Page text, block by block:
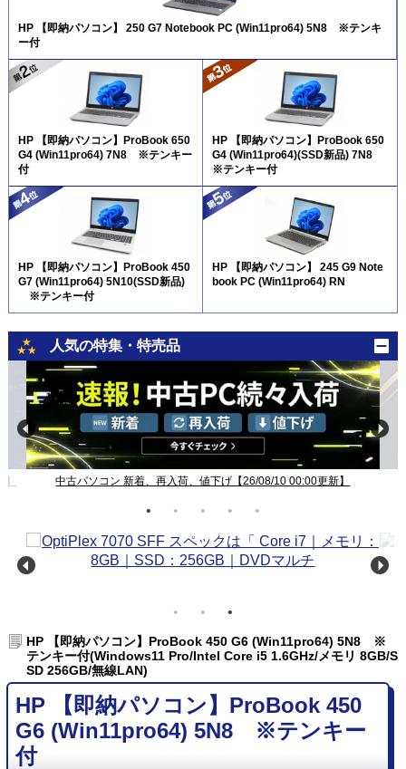
HP 【即納パソコン】 250 G7 Notebook PC (Win11pro64) 5N8 ※テンキ
ー付
HP 【即納パソコン】ProBook 650
G4 (Win11pro64) 7N8 ※テンキー
付
HP 【即納パソコン】ProBook 650
G4 (Win11pro64)(SSD新品) 7N8
※テンキー付
HP 【即納パソコン】ProBook 450
G7 (Win11pro64) 5N10(SSD新品)
※テンキー付
HP 【即納パソコン】 245 G9 Note
book PC (Win11pro64) RN
人気の特集・特売品
中古パソコン 新着、再入荷、値下げ【26/08/10 00:00更新】
HP 【即納パソコン】ProBook 450 G6 (Win11pro64) 5N8 ※
テンキー付(Windows11 Pro/Intel Core i5 1.6GHz/メモリ 8GB/S
SD 256GB/無線LAN)
HP 【即納パソコン】ProBook 450
G6 (Win11pro64) 5N8 ※テンキー
付